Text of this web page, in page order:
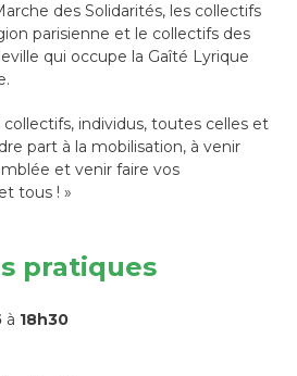
des Solidarités, les collectifs
parisienne et le collectifs des
qui occupe la Gaîté Lyrique
individus, toutes celles et
part à la mobilisation, à venir
et venir faire vos
tous ! »
pratiques
à 18h30